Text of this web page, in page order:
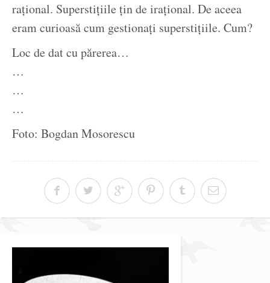
rațional. Superstițiile țin de irațional. De aceea
eram curioasă cum gestionați superstițiile. Cum?
Loc de dat cu părerea…
…
…
…
Foto: Bogdan Mosorescu